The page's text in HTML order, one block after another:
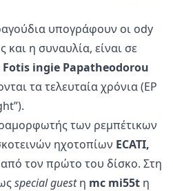
υπογράφουν οι ody
και η συναυλία, είναι σε
Fotis ingie Papatheodorou
τα τελευταία χρόνια (EP
των ρεμπέτικων
ηχοτοπίων ECATI,
τον πρώτο του δίσκο. Στη
special guestη mc mi55t η